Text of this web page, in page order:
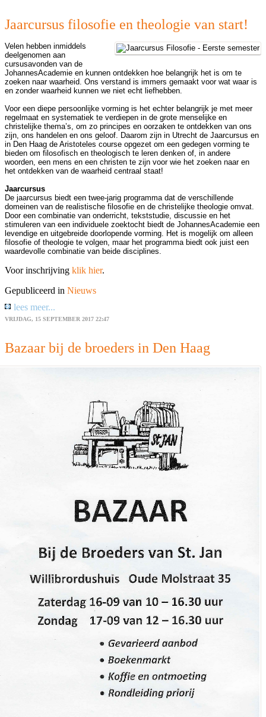
Jaarcursus filosofie en theologie van start!
Velen hebben inmiddels
deelgenomen aan
cursusavonden van de
JohannesAcademie en kunnen ontdekken hoe belangrijk het is om te
zoeken naar waarheid. Ons verstand is immers gemaakt voor wat waar is
en zonder waarheid kunnen we niet echt liefhebben.
Voor een diepe persoonlijke vorming is het echter belangrijk je met meer
regelmaat en systematiek te verdiepen in de grote menselijke en
christelijke thema’s, om zo principes en oorzaken te ontdekken van ons
zijn, ons handelen en ons geloof. Daarom zijn in Utrecht de Jaarcursus en
in Den Haag de Aristoteles course opgezet om een gedegen vorming te
bieden om filosofisch en theologisch te leren denken of, in andere
woorden, een mens en een christen te zijn voor wie het zoeken naar en
het ontdekken van de waarheid centraal staat!
Jaarcursus
De jaarcursus biedt een twee-jarig programma dat de verschillende
domeinen van de realistische filosofie en de christelijke theologie omvat.
Door een combinatie van onderricht, tekststudie, discussie en het
stimuleren van een individuele zoektocht biedt de JohannesAcademie een
levendige en uitgebreide doorlopende vorming. Het is mogelijk om alleen
filosofie of theologie te volgen, maar het programma biedt ook juist een
waardevolle combinatie van beide disciplines.
Voor inschrijving klik hier.
Gepubliceerd in Nieuws
lees meer...
VRIJDAG, 15 SEPTEMBER 2017 22:47
Bazaar bij de broeders in Den Haag